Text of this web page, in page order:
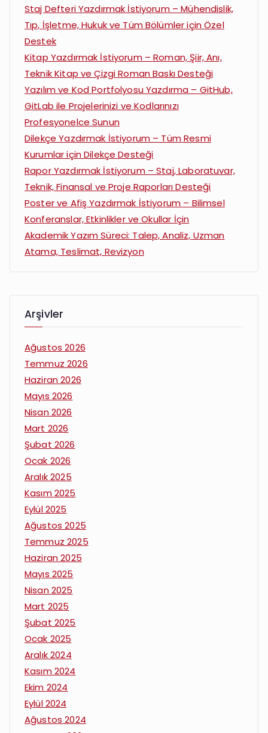
Staj Defteri Yazdırmak İstiyorum – Mühendislik,
Tıp, İşletme, Hukuk ve Tüm Bölümler için Özel
Destek
Kitap Yazdırmak İstiyorum – Roman, Şiir, Anı,
Teknik Kitap ve Çizgi Roman Baskı Desteği
Yazılım ve Kod Portfolyosu Yazdırma – GitHub,
GitLab ile Projelerinizi ve Kodlarınızı
Profesyonelce Sunun
Dilekçe Yazdırmak İstiyorum – Tüm Resmi
Kurumlar için Dilekçe Desteği
Rapor Yazdırmak İstiyorum – Staj, Laboratuvar,
Teknik, Finansal ve Proje Raporları Desteği
Poster ve Afiş Yazdırmak İstiyorum – Bilimsel
Konferanslar, Etkinlikler ve Okullar İçin
Akademik Yazım Süreci: Talep, Analiz, Uzman
Atama, Teslimat, Revizyon
Arşivler
Ağustos 2026
Temmuz 2026
Haziran 2026
Mayıs 2026
Nisan 2026
Mart 2026
Şubat 2026
Ocak 2026
Aralık 2025
Kasım 2025
Eylül 2025
Ağustos 2025
Temmuz 2025
Haziran 2025
Mayıs 2025
Nisan 2025
Mart 2025
Şubat 2025
Ocak 2025
Aralık 2024
Kasım 2024
Ekim 2024
Eylül 2024
Ağustos 2024